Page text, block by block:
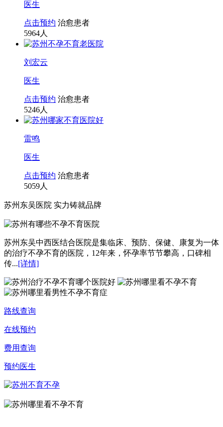
医生
点击预约 治愈患者
5964人
刘宏云
医生
点击预约 治愈患者
5246人
雷鸣
医生
点击预约 治愈患者
5059人
苏州东吴医院 实力铸就品牌
苏州东吴中西医结合医院是集临床、预防、保健、康复为一体
的治疗不孕不育的医院，12年来，怀孕率节节攀高，口碑相
传...[详情]
路线查询
在线预约
费用查询
预约医生